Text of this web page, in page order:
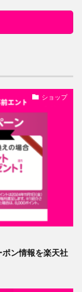
ショップ
ン情報を楽天社